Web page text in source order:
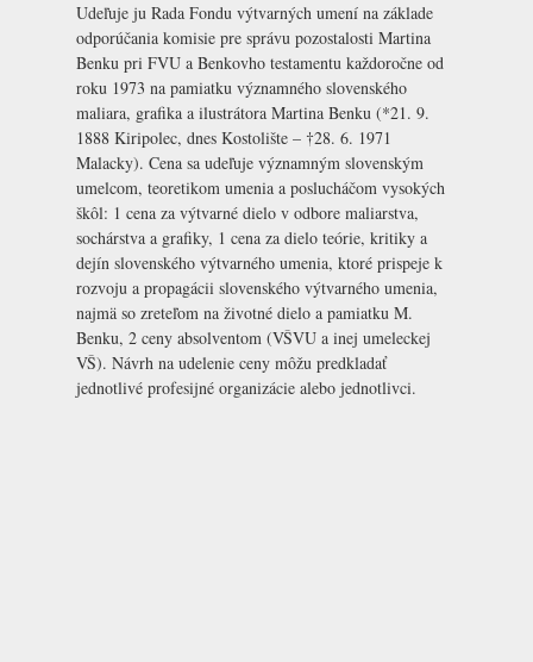
Udeľuje ju Rada Fondu výtvarných umení na základe
odporúčania komisie pre správu pozostalosti Martina
Benku pri FVU a Benkovho testamentu každoročne od
roku 1973 na pamiatku významného slovenského
maliara, grafika a ilustrátora Martina Benku (*21. 9.
1888 Kiripolec, dnes Kostolište – †28. 6. 1971
Malacky). Cena sa udeľuje významným slovenským
umelcom, teoretikom umenia a poslucháčom vysokých
škôl: 1 cena za výtvarné dielo v odbore maliarstva,
sochárstva a grafiky, 1 cena za dielo teórie, kritiky a
dejín slovenského výtvarného umenia, ktoré prispeje k
rozvoju a propagácii slovenského výtvarného umenia,
najmä so zreteľom na životné dielo a pamiatku M.
Benku, 2 ceny absolventom (VŠVU a inej umeleckej
VŠ). Návrh na udelenie ceny môžu predkladať
jednotlivé profesijné organizácie alebo jednotlivci.